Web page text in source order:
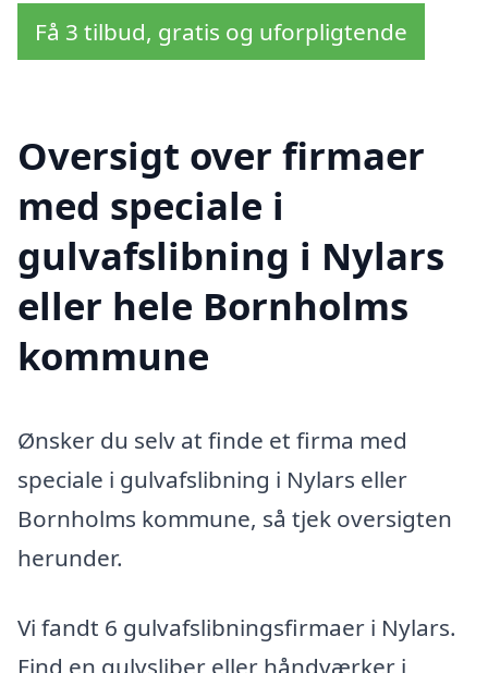
Få 3 tilbud, gratis og uforpligtende
Oversigt over firmaer
med speciale i
gulvafslibning i Nylars
eller hele Bornholms
kommune
Ønsker du selv at finde et firma med
speciale i gulvafslibning i Nylars eller
Bornholms kommune, så tjek oversigten
herunder.
Vi fandt 6 gulvafslibningsfirmaer i Nylars.
Find en gulvsliber eller håndværker i